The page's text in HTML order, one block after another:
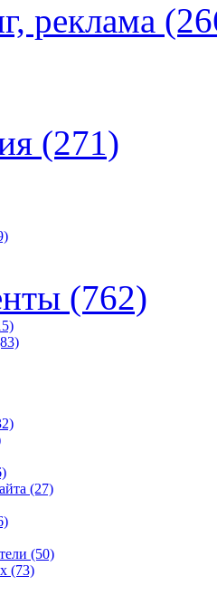
реклама
(271)
(762)
(27)
(50)
(73)